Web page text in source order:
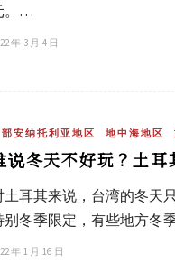
。…
年 3 月 4 日
安纳托利亚地区 地中海地区
说冬天不好玩？土耳
土耳其来说，台湾的冬天
别冬季限定，有些地方冬
年 1 月 16 日